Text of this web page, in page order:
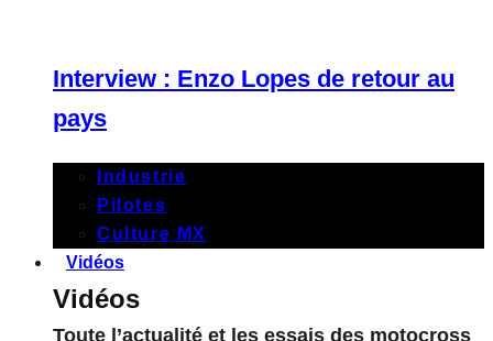
Interview : Enzo Lopes de retour au
pays
Industrie
Pilotes
Culture MX
Vidéos
Vidéos
Toute l’actualité et les essais des motocross